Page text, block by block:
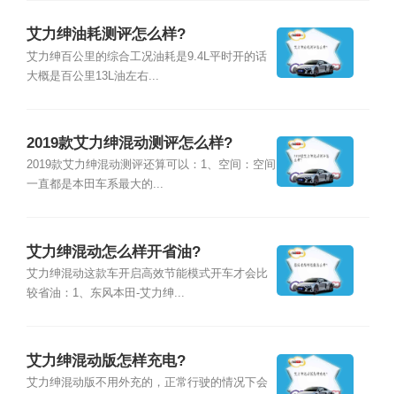
艾力绅油耗测评怎么样?
艾力绅百公里的综合工况油耗是9.4L平时开的话
大概是百公里13L油左右...
2019款艾力绅混动测评怎么样?
2019款艾力绅混动测评还算可以：1、空间：空间
一直都是本田车系最大的...
艾力绅混动怎么样开省油?
艾力绅混动这款车开启高效节能模式开车才会比
较省油：1、东风本田-艾力绅...
艾力绅混动版怎样充电?
艾力绅混动版不用外充的，正常行驶的情况下会